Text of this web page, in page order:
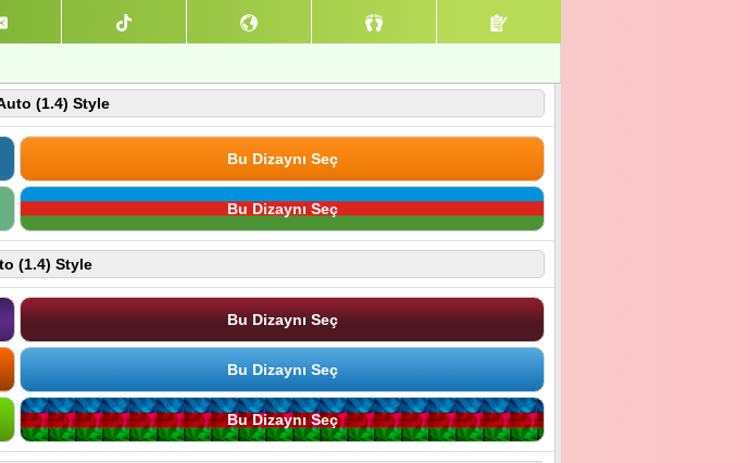
(1.4) Style
Bu Dizaynı Seç
Bu Dizaynı Seç
(1.4) Style
Bu Dizaynı Seç
Bu Dizaynı Seç
Bu Dizaynı Seç